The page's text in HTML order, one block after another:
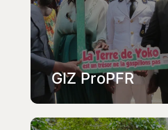
GIZ ProPFR